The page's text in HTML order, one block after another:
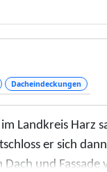
Dacheindeckungen
Landkreis Harz
er sich
und Fassade